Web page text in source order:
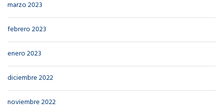
marzo 2023
febrero 2023
enero 2023
diciembre 2022
noviembre 2022